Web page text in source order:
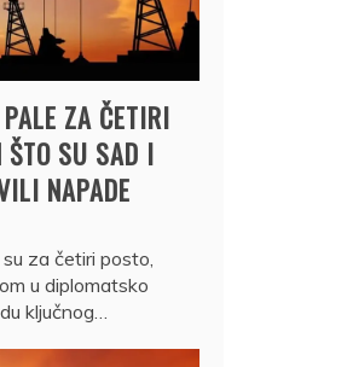
ZA ČETIRI
ŠTO SU SAD I
NAPADE
za četiri posto,
u diplomatsko
ključnog…